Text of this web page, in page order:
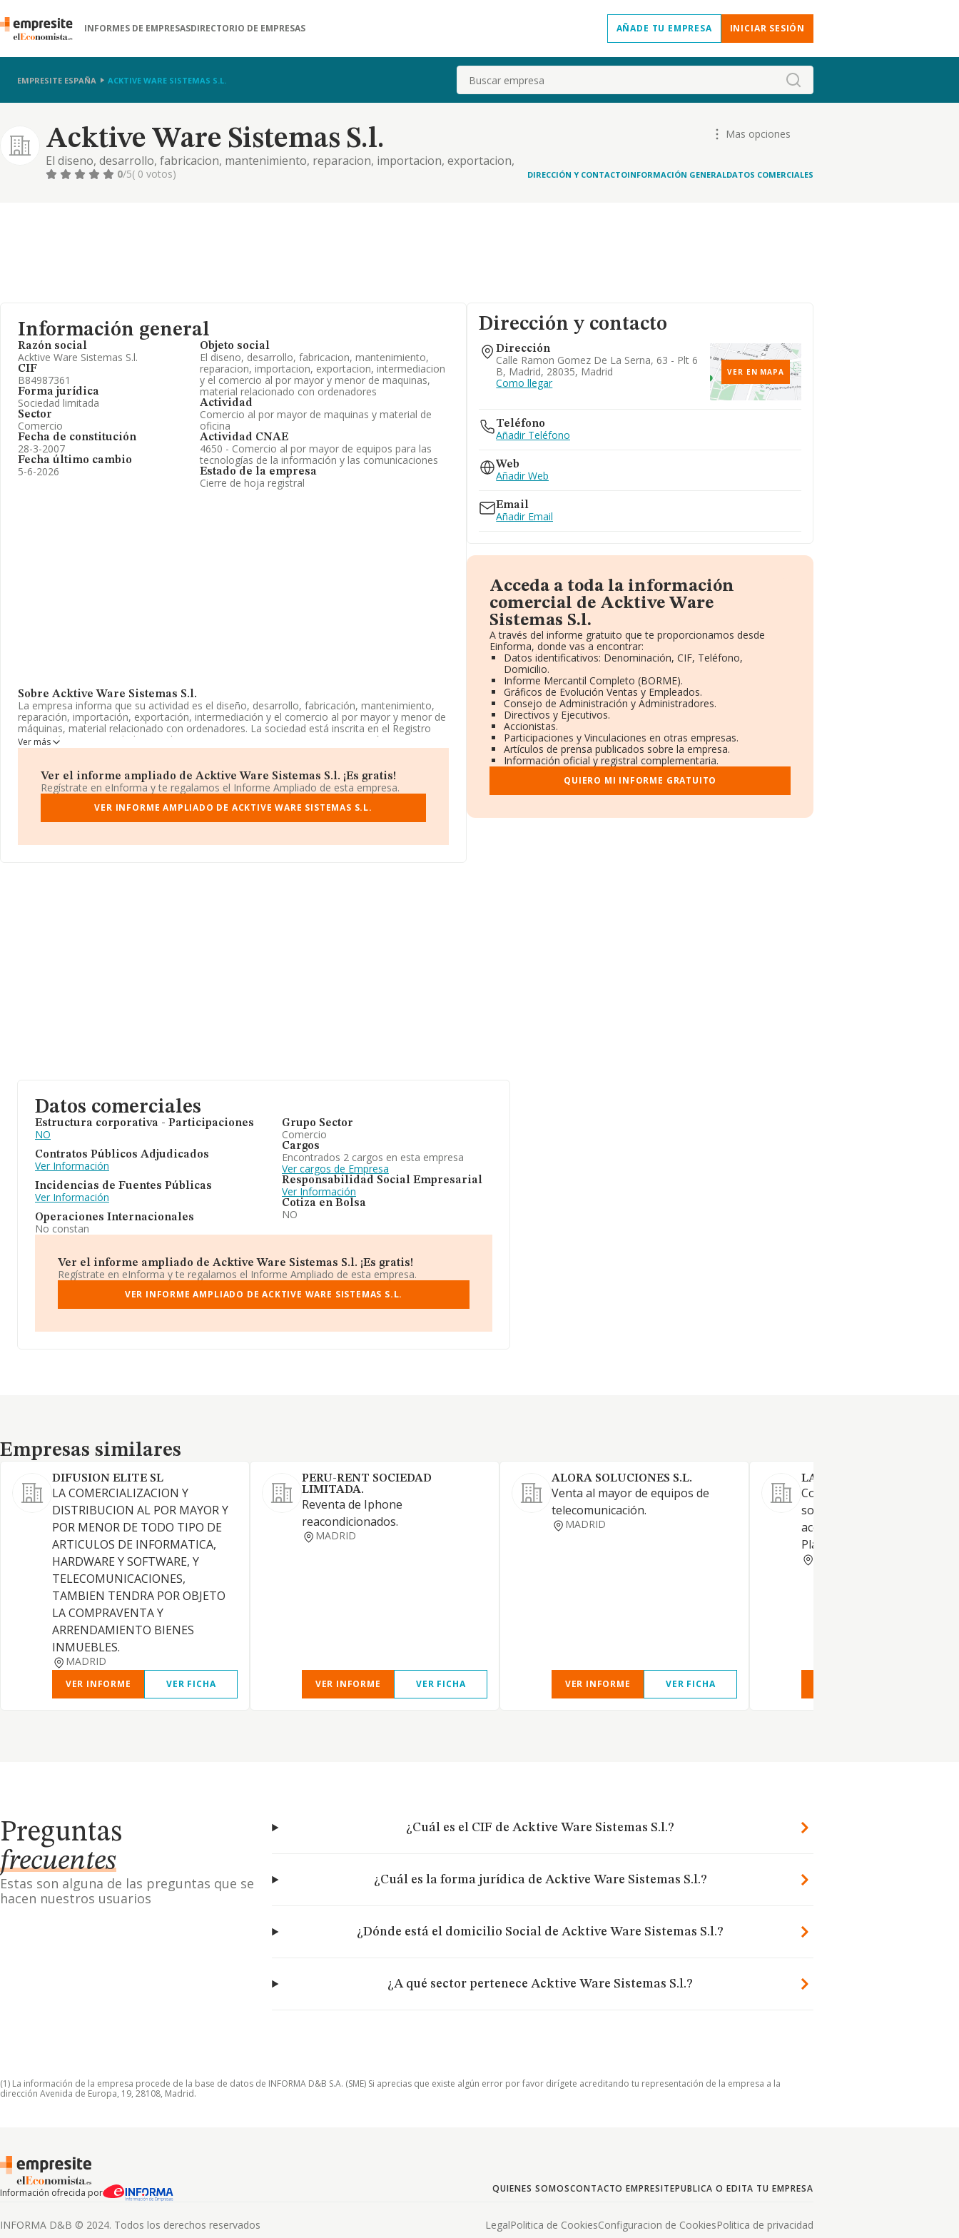
INFORMES DE EMPRESASDIRECTORIO DE EMPRESAS AÑADE TU EMPRESA INICIAR SESIÓN
EMPRESITE ESPAÑA ACKTIVE WARE SISTEMAS S.L. Buscar
Acktive Ware Sistemas S.l.
El diseno, desarrollo, fabricacion, mantenimiento, reparacion, importacion, exportacion,
intermediacion y el comercio al por mayor y menor de maquinas, material relacionado con
Mas opciones
0/5( 0 votos) DIRECCIÓN Y CONTACTOINFORMACIÓN GENERALDATOS COMERCIALES
Información general
Razón social
Acktive Ware Sistemas S.l.
CIF
B84987361
Forma jurídica
Sociedad limitada
Sector
Comercio
Fecha de constitución
28-3-2007
Fecha último cambio
5-6-2026
Objeto social
El diseno, desarrollo, fabricacion, mantenimiento,
reparacion, importacion, exportacion, intermediacion
y el comercio al por mayor y menor de maquinas,
material relacionado con ordenadores
Actividad
Comercio al por mayor de maquinas y material de
oficina
Actividad CNAE
4650 - Comercio al por mayor de equipos para las
tecnologías de la información y las comunicaciones
Estado de la empresa
Cierre de hoja registral
Sobre Acktive Ware Sistemas S.l.
La empresa informa que su actividad es el diseño, desarrollo, fabricación, mantenimiento,
reparación, importación, exportación, intermediación y el comercio al por mayor y menor de
máquinas, material relacionado con ordenadores. La sociedad está inscrita en el Registro
Mercantil como Sociedad Limitada. Tiene CNAE: 4650 - '%cnae%'. La compañía no tiene
actividad en mercados exteriores.
La empresa Acktive Ware Sistemas S.L, con NIF B84987361, está situada en Calle Ramon
Gómez De La Serna núm. 63 Plt 6 B, (28035), Madrid, Madrid.
Con los datos a disposición de INFORMA sobre 15.491 empresas pertenecientes al sector, la
facturación en el ámbito nacional alcanza los 28.352 millones de euros y se estima que el
información relativa a la provincia de Madrid, en la base de datos INFORMA constan 4696
Ver más
Ver el informe ampliado de Acktive Ware Sistemas S.l. ¡Es gratis!
Regístrate en eInforma y te regalamos el Informe Ampliado de esta empresa.
VER INFORME AMPLIADO DE ACKTIVE WARE SISTEMAS S.L.
Dirección y contacto
Dirección
Calle Ramon Gomez De La Serna, 63 - Plt 6
B, Madrid, 28035, Madrid
Como llegar
VER EN MAPA
Teléfono
Añadir Teléfono
Web
Añadir Web
Email
Añadir Email
Acceda a toda la información
comercial de Acktive Ware
Sistemas S.l.
A través del informe gratuito que te proporcionamos desde
Einforma, donde vas a encontrar:
Datos identificativos: Denominación, CIF, Teléfono,
Domicilio.
Informe Mercantil Completo (BORME).
Gráficos de Evolución Ventas y Empleados.
Consejo de Administración y Administradores.
Directivos y Ejecutivos.
Accionistas.
Participaciones y Vinculaciones en otras empresas.
Artículos de prensa publicados sobre la empresa.
Información oficial y registral complementaria.
QUIERO MI INFORME GRATUITO
Datos comerciales
Estructura corporativa - Participaciones
NO
Contratos Públicos Adjudicados
Ver Información
Incidencias de Fuentes Públicas
Ver Información
Operaciones Internacionales
No constan
Grupo Sector
Comercio
Cargos
Encontrados 2 cargos en esta empresa
Ver cargos de Empresa
Responsabilidad Social Empresarial
Ver Información
Cotiza en Bolsa
NO
Ver el informe ampliado de Acktive Ware Sistemas S.l. ¡Es gratis!
Regístrate en eInforma y te regalamos el Informe Ampliado de esta empresa.
VER INFORME AMPLIADO DE ACKTIVE WARE SISTEMAS S.L.
Empresas similares
Empresas similares
DIFUSION ELITE SL
LA COMERCIALIZACION Y
DISTRIBUCION AL POR MAYOR Y
POR MENOR DE TODO TIPO DE
ARTICULOS DE INFORMATICA,
HARDWARE Y SOFTWARE, Y
TELECOMUNICACIONES,
TAMBIEN TENDRA POR OBJETO
LA COMPRAVENTA Y
ARRENDAMIENTO BIENES
INMUEBLES.
MADRID
VER INFORME VER FICHA
PERU-RENT SOCIEDAD
LIMITADA.
Reventa de Iphone
reacondicionados.
MADRID
VER INFORME VER FICHA
ALORA SOLUCIONES S.L.
Venta al mayor de equipos de
telecomunicación.
MADRID
VER INFORME VER FICHA
LAMEE SOFTWARE SL
Compra venta de vídeo
software, consolas y sus
accesorios de las marcas
Play Station, Nintendo,
Preguntas
frecuentes
Estas son alguna de las preguntas que se
hacen nuestros usuarios
¿Cuál es el CIF de Acktive Ware Sistemas S.l.?
¿Cuál es la forma jurídica de Acktive Ware Sistemas S.l.?
¿Dónde está el domicilio Social de Acktive Ware Sistemas S.l.?
¿A qué sector pertenece Acktive Ware Sistemas S.l.?
(1) La información de la empresa procede de la base de datos de INFORMA D&B S.A. (SME) Si aprecias que existe algún error por favor dirígete acreditando tu representación de la empresa a la
dirección Avenida de Europa, 19, 28108, Madrid.
Información ofrecida por QUIENES SOMOSCONTACTO EMPRESITEPUBLICA O EDITA TU EMPRESA
INFORMA D&B © 2024. Todos los derechos reservados LegalPolitica de CookiesConfiguracion de CookiesPolitica de privacidad